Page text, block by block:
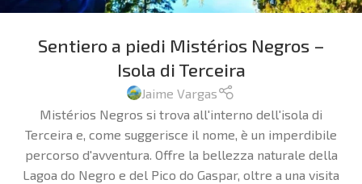
Sentiero a piedi Mistérios Negros –
Isola di Terceira
Jaime Vargas
Mistérios Negros si trova all'interno dell'isola di
Terceira e, come suggerisce il nome, è un imperdibile
percorso d'avventura. Offre la bellezza naturale della
Lagoa do Negro e del Pico do Gaspar, oltre a una visita